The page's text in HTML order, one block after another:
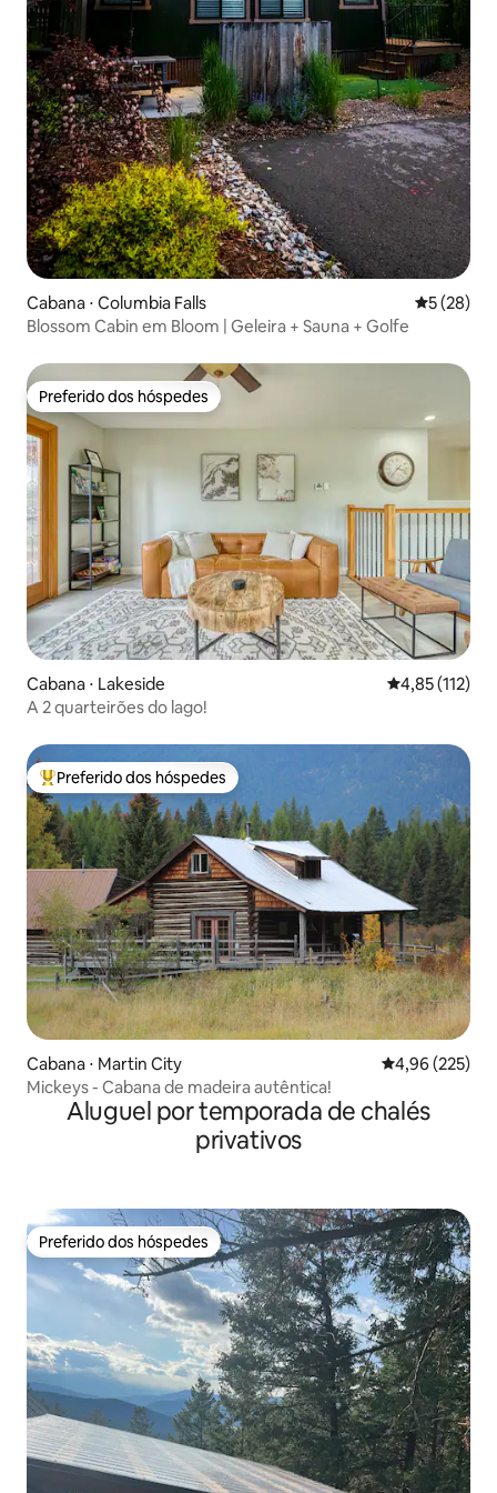
Cabana ⋅ Columbia Falls 5 de uma
5 (28)
Blossom Cabin em Bloom | Geleira + Sauna + Golfe
Preferido dos hóspedes
Preferido dos hóspedes
Cabana ⋅ Lakeside 4,85 de uma
4,85 (112)
A 2 quarteirões do lago!
Entre os melhores preferidos dos hóspedes
Preferido dos hóspedes
Cabana ⋅ Martin City 4,96 de uma
4,96 (225)
Mickeys - Cabana de madeira autêntica!
Aluguel por temporada de chalés
privativos
Preferido dos hóspedes
Preferido dos hóspedes